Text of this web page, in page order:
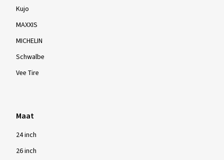
Kujo
MAXXIS
MICHELIN
Schwalbe
Vee Tire
Maat
24 inch
26 inch